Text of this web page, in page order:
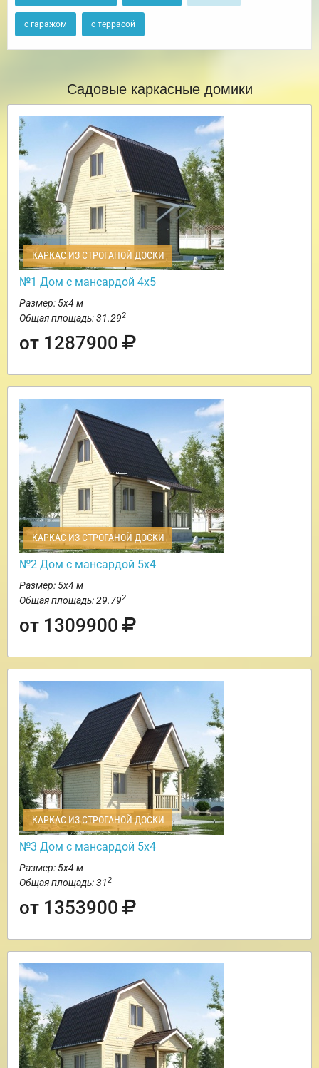
с гаражом с террасой
Садовые каркасные домики
КАРКАС ИЗ СТРОГАНОЙ ДОСКИ
№1 Дом с мансардой 4х5
Размер: 5х4 м
Общая площадь: 31.292
от 1287900
КАРКАС ИЗ СТРОГАНОЙ ДОСКИ
№2 Дом с мансардой 5х4
Размер: 5х4 м
Общая площадь: 29.792
от 1309900
КАРКАС ИЗ СТРОГАНОЙ ДОСКИ
№3 Дом с мансардой 5х4
Размер: 5х4 м
Общая площадь: 312
от 1353900